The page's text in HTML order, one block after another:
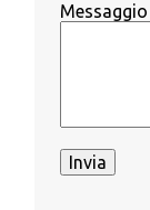
Messaggio